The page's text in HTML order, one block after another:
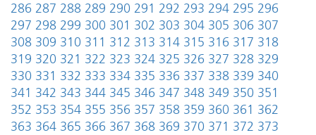
286 287 288 289 290 291 292 293 294 295 296
297 298 299 300 301 302 303 304 305 306 307
308 309 310 311 312 313 314 315 316 317 318
319 320 321 322 323 324 325 326 327 328 329
330 331 332 333 334 335 336 337 338 339 340
341 342 343 344 345 346 347 348 349 350 351
352 353 354 355 356 357 358 359 360 361 362
363 364 365 366 367 368 369 370 371 372 373